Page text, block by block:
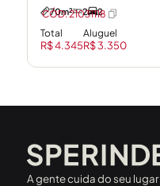
70m²
2 2
Total
R$ 4.345
Aluguel
R$ 3.350
CÓD: 21031118
A gente cuida do seu lugar